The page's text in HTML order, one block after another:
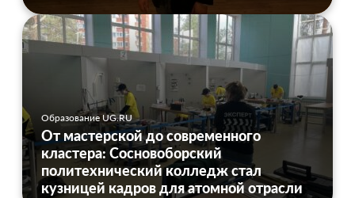
Образование UG.RU
От мастерской до современного
кластера: Сосновоборский
политехнический колледж стал
кузницей кадров для атомной отрасли